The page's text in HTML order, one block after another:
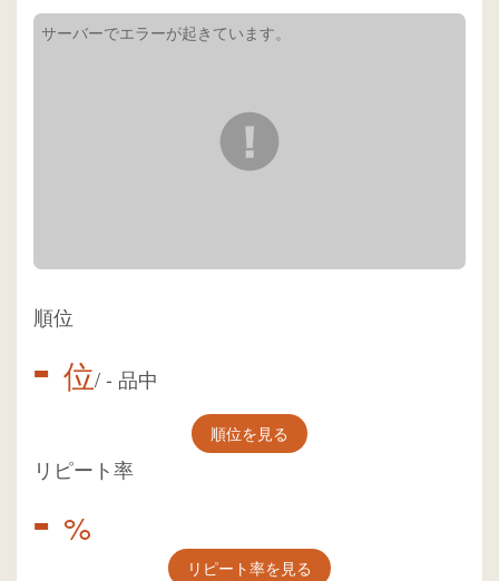
順位
- 位/- 品中
順位を見る
リピート率
- %
リピート率を見る